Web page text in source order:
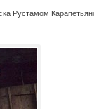
Рустамом